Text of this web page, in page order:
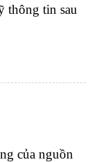
thông tin sau
của nguồn